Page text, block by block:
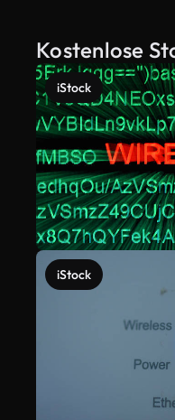
Kostenlose
iStock
iStock